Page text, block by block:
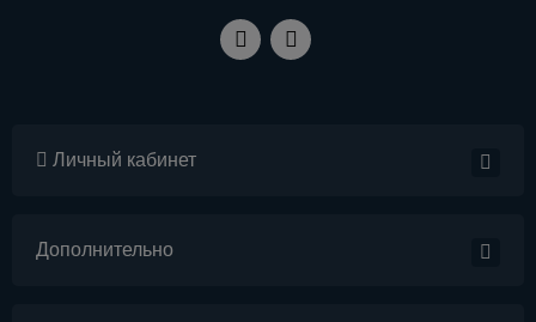
Личный кабинет
Дополнительно